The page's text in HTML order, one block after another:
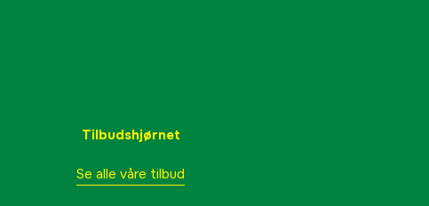
Tilbudshjørnet
Se alle våre tilbud